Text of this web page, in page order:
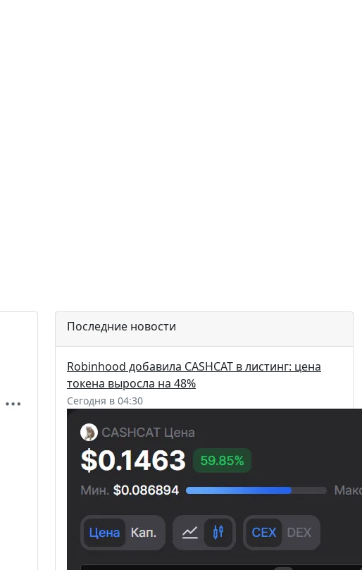
Последние новости
Robinhood добавила CASHCAT в листинг: цена
токена выросла на 48%
Сегодня в 04:30